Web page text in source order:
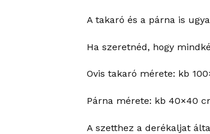
A takaró és a párna is
Ha szeretnéd, hogy
Ovis takaró mérete: kb
Párna mérete: kb 40×40
A szetthez a derékaljat